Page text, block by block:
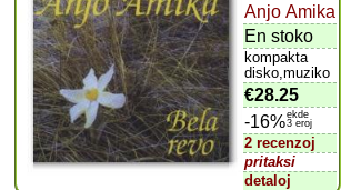
Anjo Amika
En stoko
kompakta
disko,muziko
€28.25
-16%ekde
3 eroj
2 recenzoj
pritaksi
detaloj